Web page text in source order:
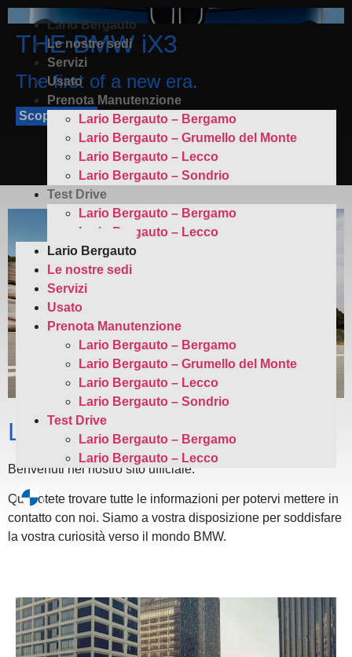
Lario Bergauto
Le nostre sedi
Servizi
Usato
Prenota Manutenzione
Lario Bergauto – Bergamo
Lario Bergauto – Grumello del Monte
Lario Bergauto – Lecco
Lario Bergauto – Sondrio
Test Drive
Lario Bergauto – Bergamo
Lario Bergauto – Lecco
Lario Bergauto
Le nostre sedi
Servizi
Usato
Prenota Manutenzione
Lario Bergauto – Bergamo
Lario Bergauto – Grumello del Monte
Lario Bergauto – Lecco
Lario Bergauto – Sondrio
Test Drive
Lario Bergauto – Bergamo
Lario Bergauto – Lecco
THE BMW iX3
The first of a new era.
Scopri di più
Lario Bergauto
Benvenuti nel nostro sito ufficiale.
Qui potete trovare tutte le informazioni per potervi mettere in
contatto con noi. Siamo a vostra disposizione per soddisfare
la vostra curiosità verso il mondo BMW.